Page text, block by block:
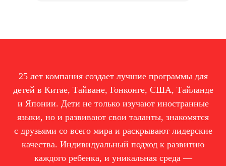
25 лет компания создает лучшие программы для
детей в Китае, Тайване, Гонконге, США, Тайланде
и Японии. Дети не только изучают иностранные
языки, но и развивают свои таланты, знакомятся
с друзьями со всего мира и раскрывают лидерские
качества. Индивидуальный подход к развитию
каждого ребенка, и уникальная среда —